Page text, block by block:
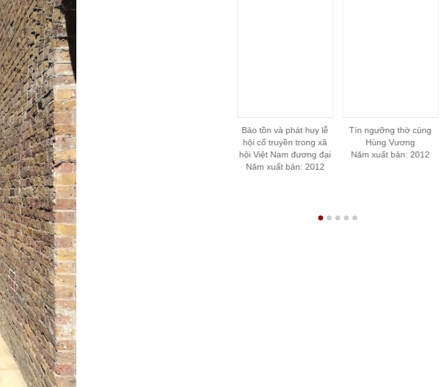
Đại thi hào Nguyễn Du
và các danh nhân dòng
họ Nguyễn Tiên Điền với
Thăng Long – Hà Nội
(Kỷ yếu hội thảo khoa
học)
Năm xuất bản: 2011
Bảo tồn và phát huy lễ
hội cổ truyền trong xã
hội Việt Nam đương đại
Năm xuất bản: 2012
Tín ngưỡng thờ cúng
Hùng Vương
Năm xuất bản: 2012